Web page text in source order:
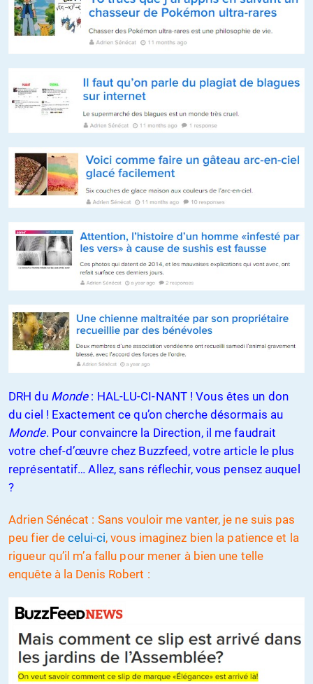
DRH du Monde: HAL-LU-CI-NANT ! Vous êtes un don
du ciel ! Exactement ce qu’on cherche désormais au
Monde. Pour convaincre la Direction, il me faudrait
votre chef-d’œuvre chez Buzzfeed, votre article le plus
représentatif… Allez, sans réflechir, vous pensez auquel
?
Adrien Sénécat : Sans vouloir me vanter, je ne suis pas
peu fier decelui-ci, vous imaginez bien la patience et la
rigueur qu’il m’a fallu pour mener à bien une telle
enquête à la Denis Robert :